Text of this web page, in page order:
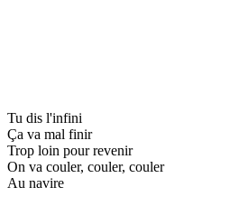
Tu dis l'infini
Ça va mal finir
Trop loin pour revenir
On va couler, couler, couler
Au navire